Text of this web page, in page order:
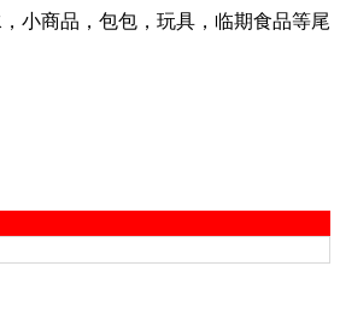
小商品，包包，玩具，临期食品等尾